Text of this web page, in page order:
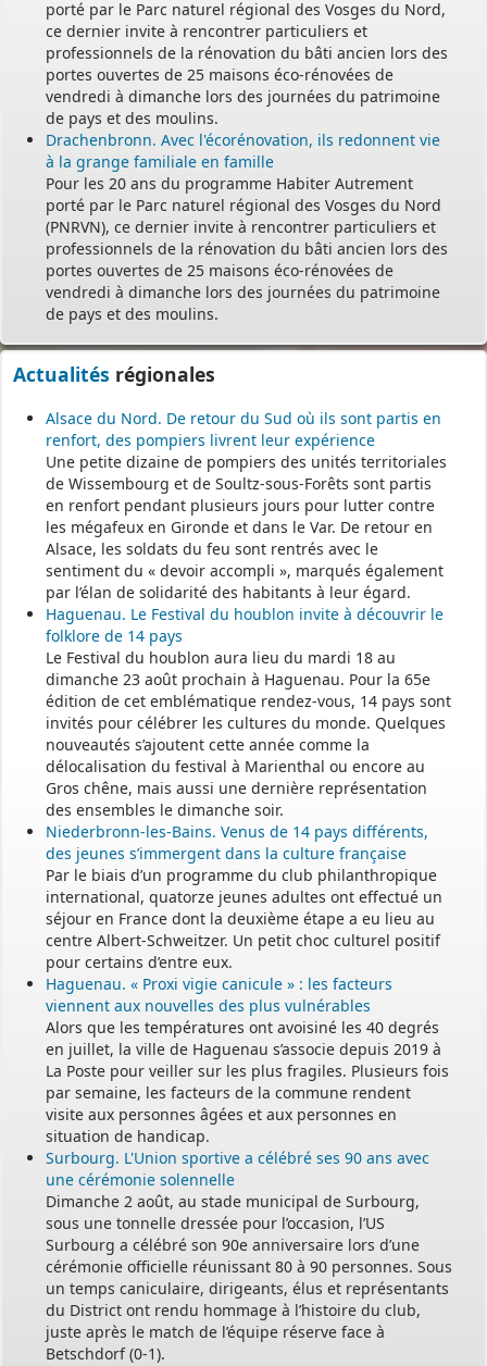
porté par le Parc naturel régional des Vosges du Nord,
ce dernier invite à rencontrer particuliers et
professionnels de la rénovation du bâti ancien lors des
portes ouvertes de 25 maisons éco-rénovées de
vendredi à dimanche lors des journées du patrimoine
de pays et des moulins.
Drachenbronn. Avec l'écorénovation, ils redonnent vie
à la grange familiale en famille
Pour les 20 ans du programme Habiter Autrement
porté par le Parc naturel régional des Vosges du Nord
(PNRVN), ce dernier invite à rencontrer particuliers et
professionnels de la rénovation du bâti ancien lors des
portes ouvertes de 25 maisons éco-rénovées de
vendredi à dimanche lors des journées du patrimoine
de pays et des moulins.
Actualités régionales
Alsace du Nord. De retour du Sud où ils sont partis en
renfort, des pompiers livrent leur expérience
Une petite dizaine de pompiers des unités territoriales
de Wissembourg et de Soultz-sous-Forêts sont partis
en renfort pendant plusieurs jours pour lutter contre
les mégafeux en Gironde et dans le Var. De retour en
Alsace, les soldats du feu sont rentrés avec le
sentiment du « devoir accompli », marqués également
par l’élan de solidarité des habitants à leur égard.
Haguenau. Le Festival du houblon invite à découvrir le
folklore de 14 pays
Le Festival du houblon aura lieu du mardi 18 au
dimanche 23 août prochain à Haguenau. Pour la 65e
édition de cet emblématique rendez-vous, 14 pays sont
invités pour célébrer les cultures du monde. Quelques
nouveautés s’ajoutent cette année comme la
délocalisation du festival à Marienthal ou encore au
Gros chêne, mais aussi une dernière représentation
des ensembles le dimanche soir.
Niederbronn-les-Bains. Venus de 14 pays différents,
des jeunes s’immergent dans la culture française
Par le biais d’un programme du club philanthropique
international, quatorze jeunes adultes ont effectué un
séjour en France dont la deuxième étape a eu lieu au
centre Albert-Schweitzer. Un petit choc culturel positif
pour certains d’entre eux.
Haguenau. « Proxi vigie canicule » : les facteurs
viennent aux nouvelles des plus vulnérables
Alors que les températures ont avoisiné les 40 degrés
en juillet, la ville de Haguenau s’associe depuis 2019 à
La Poste pour veiller sur les plus fragiles. Plusieurs fois
par semaine, les facteurs de la commune rendent
visite aux personnes âgées et aux personnes en
situation de handicap.
Surbourg. L'Union sportive a célébré ses 90 ans avec
une cérémonie solennelle
Dimanche 2 août, au stade municipal de Surbourg,
sous une tonnelle dressée pour l’occasion, l’US
Surbourg a célébré son 90e anniversaire lors d’une
cérémonie officielle réunissant 80 à 90 personnes. Sous
un temps caniculaire, dirigeants, élus et représentants
du District ont rendu hommage à l’histoire du club,
juste après le match de l’équipe réserve face à
Betschdorf (0-1).